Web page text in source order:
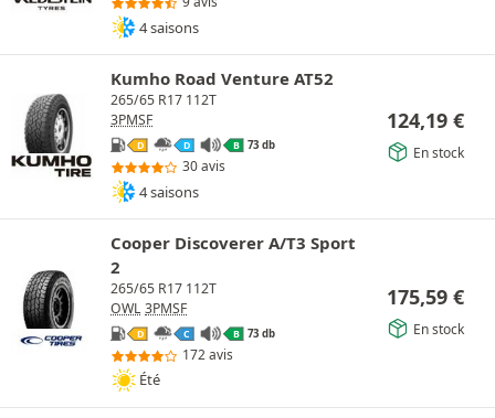
4 saisons
Kumho Road Venture AT52
265/65 R17 112T
3PMSF
D D B 73 db
30 avis
4 saisons
124,19 €
En stock
Cooper Discoverer A/T3 Sport
2
265/65 R17 112T
OWL 3PMSF
D C B 73 db
172 avis
Été
175,59 €
En stock